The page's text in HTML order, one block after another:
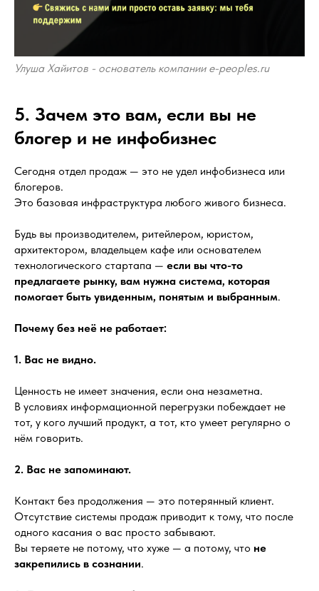
Улуша Хайитов - основатель компании e-peoples.ru
5. Зачем это вам, если вы не
блогер и не инфобизнес
Сегодня отдел продаж — это не удел инфобизнеса или
блогеров.
Это базовая инфраструктура любого живого бизнеса.
Будь вы производителем, ритейлером, юристом,
архитектором, владельцем кафе или основателем
технологического стартапа — если вы что-то
предлагаете рынку, вам нужна система, которая
помогает быть увиденным, понятым и выбранным.
Почему без неё не работает:
1. Вас не видно.
Ценность не имеет значения, если она незаметна.
В условиях информационной перегрузки побеждает не
тот, у кого лучший продукт, а тот, кто умеет регулярно о
нём говорить.
2. Вас не запоминают.
Контакт без продолжения — это потерянный клиент.
Отсутствие системы продаж приводит к тому, что после
одного касания о вас просто забывают.
Вы теряете не потому, что хуже — а потому, что не
закрепились в сознании.